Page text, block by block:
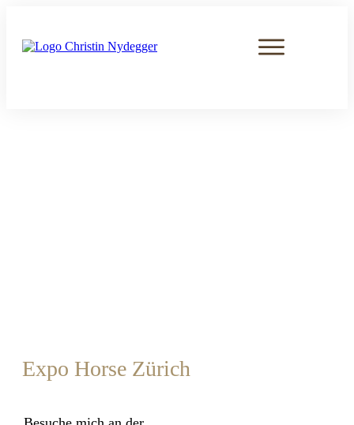
Expo Horse Zürich